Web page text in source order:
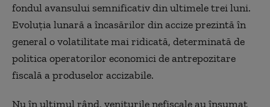
fondul avansului semnificativ din ultimele trei luni.
Evoluţia lunară a încasărilor din accize prezintă în
general o volatilitate mai ridicată, determinată de
politica operatorilor economici de antrepozitare
fiscală a produselor accizabile.
Nu în ultimul rând, veniturile nefiscale au însumat